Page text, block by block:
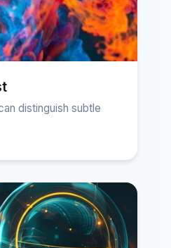
distinguish subtle